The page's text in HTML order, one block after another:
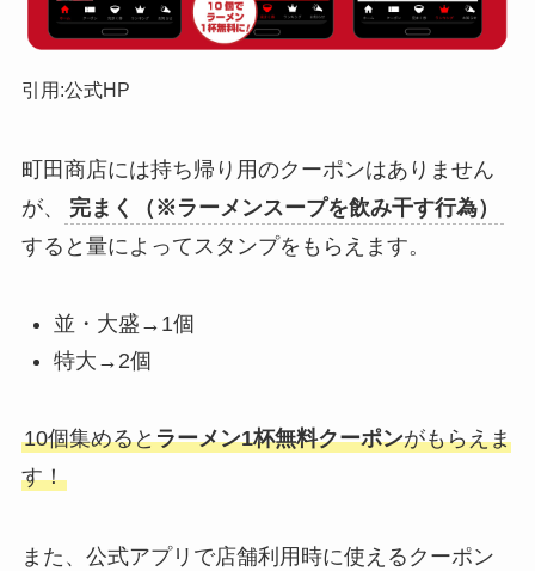
引用:公式HP
町田商店には持ち帰り用のクーポンはありません
が、
完まく（※ラーメンスープを飲み干す行為）
すると量によってスタンプをもらえます。
並・大盛→1個
特大→2個
10個集めるとラーメン1杯無料クーポンがもらえま
す！
また、 公式アプリで店舗利用時に使えるクーポン